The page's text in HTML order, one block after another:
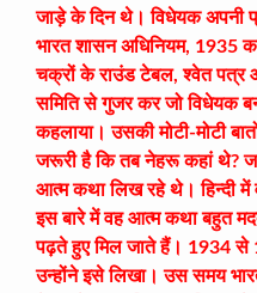
जाड़े के दिन थे। विधेयक अपनी
भारत शासन अधिनियम, 1935
चक्रों के राउंड टेबल, श्वेत पत्र
समिति से गुजर कर जो विधेयक
कहलाया। उसकी मोटी-मोटी
जरूरी है कि तब नेहरू कहां थे?
आत्म कथा लिख रहे थे। हिन्दी में
इस बारे में वह आत्म कथा बहुत
पढ़ते हुए मिल जाते हैं। 1934
उन्होंने इसे लिखा। उस समय